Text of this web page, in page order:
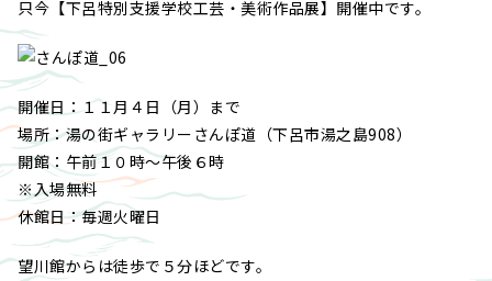
只今【下呂特別支援学校工芸・美術作品展】開催中です。
開催日：１１月４日（月）まで
場所：湯の街ギャラリーさんぽ道（下呂市湯之島908）
開館：午前１０時～午後６時
※入場無料
休館日：毎週火曜日
望川館からは徒歩で５分ほどです。